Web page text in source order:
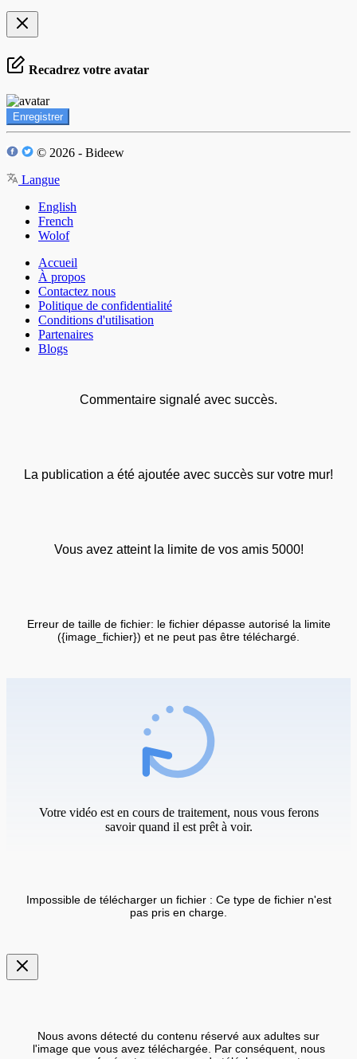
Recadrez votre avatar
Enregistrer
© 2026 - Bideew
Langue
English
French
Wolof
Accueil
À propos
Contactez nous
Politique de confidentialité
Conditions d'utilisation
Partenaires
Blogs
Commentaire signalé avec succès.
La publication a été ajoutée avec succès sur votre mur!
Vous avez atteint la limite de vos amis 5000!
Erreur de taille de fichier: le fichier dépasse autorisé la limite
({image_fichier}) et ne peut pas être téléchargé.
Votre vidéo est en cours de traitement, nous vous ferons
savoir quand il est prêt à voir.
Impossible de télécharger un fichier : Ce type de fichier n'est
pas pris en charge.
Nous avons détecté du contenu réservé aux adultes sur
l'image que vous avez téléchargée. Par conséquent, nous